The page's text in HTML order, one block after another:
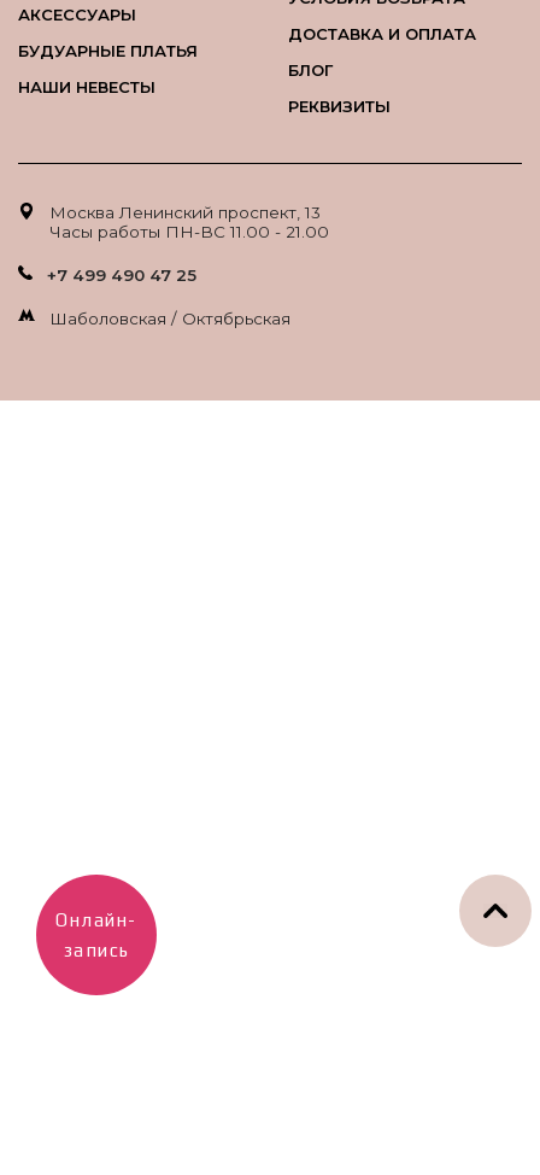
АКСЕССУАРЫ
БУДУАРНЫЕ ПЛАТЬЯ
НАШИ НЕВЕСТЫ
ДОСТАВКА И ОПЛАТА
БЛОГ
РЕКВИЗИТЫ
Москва Ленинский проспект, 13
Часы работы ПН-ВС 11.00 - 21.00
+7 499 490 47 25
Шаболовская / Октябрьская
Онлайн-
запись